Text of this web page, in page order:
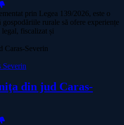
prin Legea 139/2026, este o
rurale să ofere experiențe
fiscalizat și
Severin
din jud Caras-